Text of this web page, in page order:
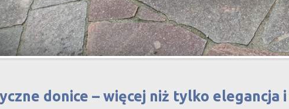
donice – więcej niż tylko elegancja